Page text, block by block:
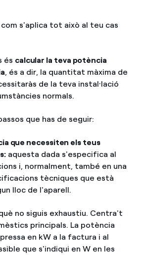
s'aplica tot això al teu cas
és calcular la teva potència
, és a dir, la quantitat màxima de
de la teva instal·lació
normals.
que has de seguir:
que necessiten els teus
aquesta dada s'especifica al
i, normalment, també en una
tècniques que està
lloc de l'aparell.
no siguis exhaustiu. Centra't
principals. La potència
en kW a la factura i al
que s'indiqui en W en les